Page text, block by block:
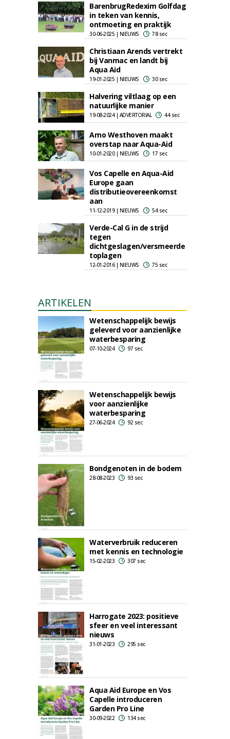
BarenbrugRedexim Golfdag
in teken van kennis,
ontmoeting en praktijk
30-06-2025 | NIEUWS 78 sec
Christiaan Arends vertrekt
bij Vanmac en landt bij
Aqua Aid
19-01-2025 | NIEUWS 30 sec
Halvering viltlaag op een
natuurlijke manier
19-08-2024 | ADVERTORIAL 44 sec
Arno Westhoven maakt
overstap naar Aqua-Aid
10-01-2020 | NIEUWS 17 sec
Vos Capelle en Aqua-Aid
Europe gaan
distributieovereenkomst
aan
11-12-2019 | NIEUWS 54 sec
Verde-Cal G in de strijd
tegen
dichtgeslagen/versmeerde
toplagen
12-01-2016 | NIEUWS 75 sec
ARTIKELEN
Wetenschappelijk bewijs
geleverd voor aanzienlijke
waterbesparing
07-10-2024 97 sec
Wetenschappelijk bewijs
voor aanzienlijke
waterbesparing
27-06-2024 92 sec
Bondgenoten in de bodem
28-08-2023 93 sec
Waterverbruik reduceren
met kennis en technologie
15-02-2023 307 sec
Harrogate 2023: positieve
sfeer en veel interessant
nieuws
31-01-2023 295 sec
Aqua Aid Europe en Vos
Capelle introduceren
Garden Pro Line
30-09-2022 134 sec